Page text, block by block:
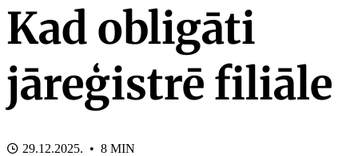
Kad obligāti
jāreģistrē filiāle
29.12.2025. • 8 MIN